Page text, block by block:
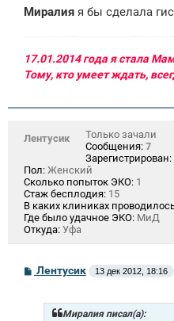
Миралия я бы сделала
17.01.2014 года я стала
Тому, кто умеет ждать,
Лентусик
Только зачали
Сообщения: 7
Зарегистрирован:
Пол: Женский
Сколько попыток ЭКО: 1
Стаж бесплодия: 15
В каких клиниках
Где было удачное ЭКО: МиД
Откуда: Уфа
С
о
Лентусик 13 дек 2012, 18:16
Миралия писал(а):